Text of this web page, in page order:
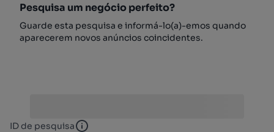
Pesquisa um negócio perfeito?
Guarde esta pesquisa e informá-lo(a)-emos quando
aparecerem novos anúncios coincidentes.
ID de pesquisa ID de pesquisa